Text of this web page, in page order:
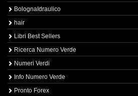
BolognaIdraulico
hair
Libri Best Sellers
Ricerca Numero Verde
Numeri Verdi
Info Numero Verde
Pronto Forex